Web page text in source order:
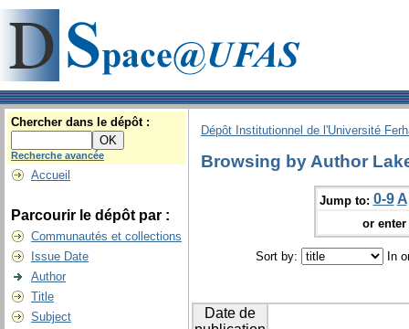
Chercher dans le dépôt :
Recherche avancée
Accueil
Parcourir le dépôt par :
Communautés et collections
Issue Date
Author
Title
Subject
Dépôt Institutionnel de l'Université
Browsing by Author
Jump to: 0-9 A
or
Sort by: In
Date de